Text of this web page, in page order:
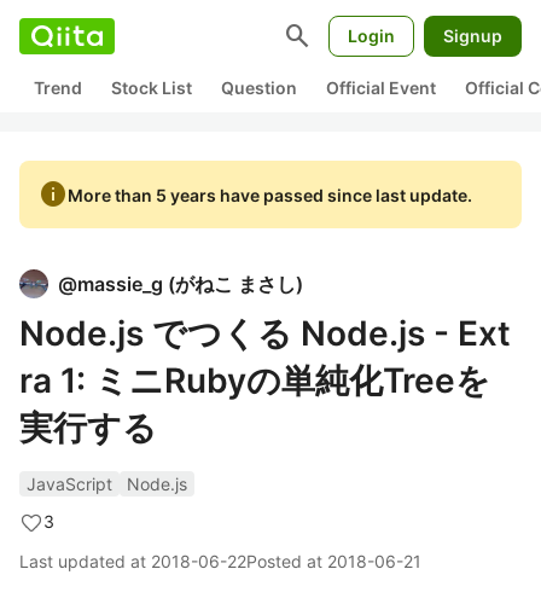
search Login Signup
Trend Stock List Question Official Event Official
infoMore than 5 years have passed since last update.
@massie_g (がねこ まさし)
Node.js でつくる Node.js - Ext
ra 1: ミニRubyの単純化Treeを
実行する
JavaScript
Node.js
3
Last updated at 2018-06-22Posted at 2018-06-21